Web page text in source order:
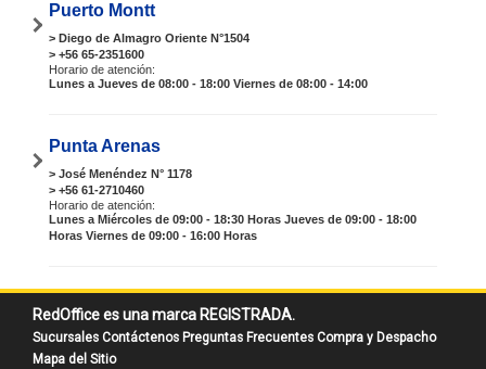
Puerto Montt
> Diego de Almagro Oriente N°1504
> +56 65-2351600
Horario de atención:
Lunes a Jueves de 08:00 - 18:00 Viernes de 08:00 - 14:00
Punta Arenas
> José Menéndez N° 1178
> +56 61-2710460
Horario de atención:
Lunes a Miércoles de 09:00 - 18:30 Horas Jueves de 09:00 - 18:00
Horas Viernes de 09:00 - 16:00 Horas
RedOffice es una marca REGISTRADA.
Sucursales Contáctenos Preguntas Frecuentes Compra y Despacho
Mapa del Sitio